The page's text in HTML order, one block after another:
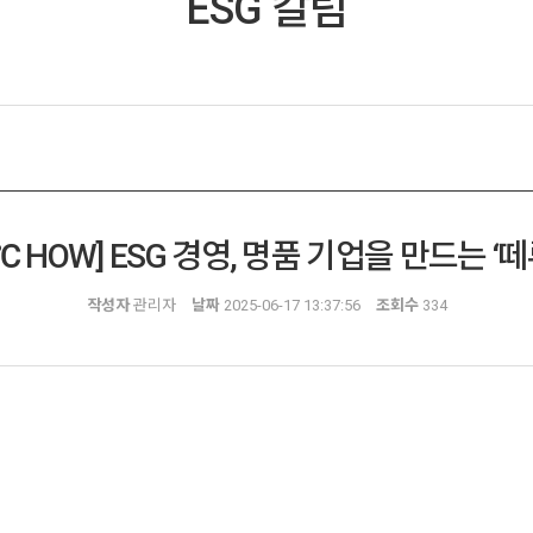
HOW] ESG 경영, 명품 기업을 만드는 ‘떼
작성자관리자 날짜2025-06-17 13:37:56 조회수334